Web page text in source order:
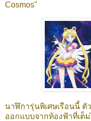
Cosmos"
นาฬิการุ่นพิเศษเรือนนี้ ตั
ออกแบบจากท้องฟ้าที่เต็